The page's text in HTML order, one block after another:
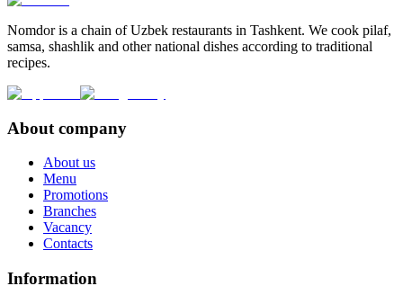
Nomdor is a chain of Uzbek restaurants in Tashkent. We cook pilaf,
samsa, shashlik and other national dishes according to traditional
recipes.
About company
About us
Menu
Promotions
Branches
Vacancy
Contacts
Information